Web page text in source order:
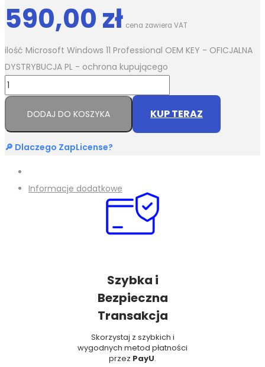
590,00zł cena zawiera VAT
ilość Microsoft Windows 11 Professional OEM KEY - OFICJALNA
DYSTRYBUCJA PL - ochrona kupującego
DODAJ DO KOSZYKA KUP TERAZ
🔎 Dlaczego ZapLicense?
Informacje dodatkowe
Szybka i
Bezpieczna
Transakcja
Skorzystaj z szybkich i
wygodnych metod płatności
przez PayU.